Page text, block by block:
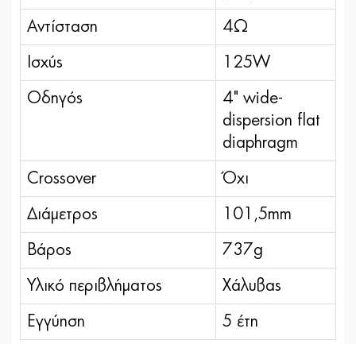
Αντίσταση 4Ω
Ισχύς 125W
Οδηγός
4" wide-
dispersion flat
diaphragm
Crossover Όχι
Διάμετρος 101,5mm
Βάρος 737g
Υλικό περιβλήματος Χάλυβας
Εγγύηση 5 έτη